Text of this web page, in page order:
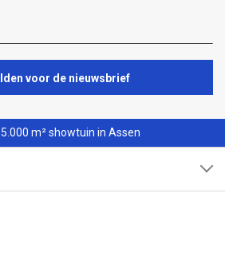
voor de nieuwsbrief
m² showtuin in Assen